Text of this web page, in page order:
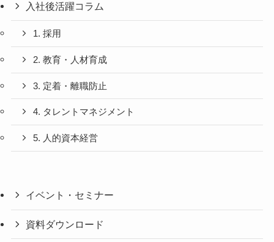
入社後活躍コラム
1. 採用
2. 教育・人材育成
3. 定着・離職防止
4. タレントマネジメント
5. 人的資本経営
イベント・セミナー
資料ダウンロード